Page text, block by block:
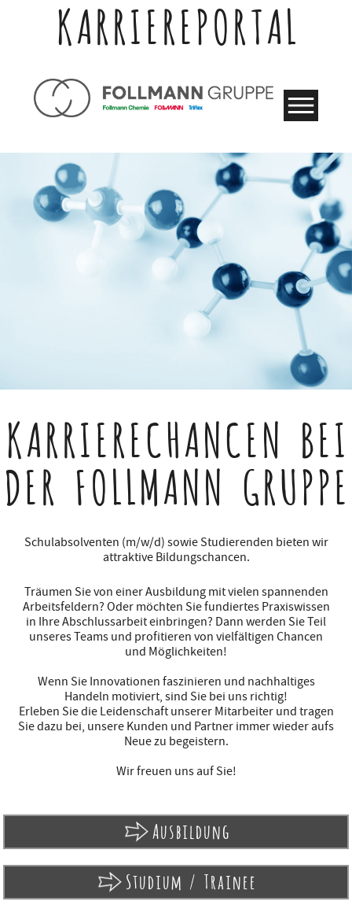
KARRIEREPORTAL
KARRIERECHANCEN BEI
DER FOLLMANN GRUPPE
Schulabsolventen (m/w/d) sowie Studierenden bieten wir
attraktive Bildungschancen.
Träumen Sie von einer Ausbildung mit vielen spannenden
Arbeitsfeldern? Oder möchten Sie fundiertes Praxiswissen
in Ihre Abschlussarbeit einbringen? Dann werden Sie Teil
unseres Teams und profitieren von vielfältigen Chancen
und Möglichkeiten!
Wenn Sie Innovationen faszinieren und nachhaltiges
Handeln motiviert, sind Sie bei uns richtig!
Erleben Sie die Leidenschaft unserer Mitarbeiter und tragen
Sie dazu bei, unsere Kunden und Partner immer wieder aufs
Neue zu begeistern.
Wir freuen uns auf Sie!
Ausbildung
Studium / Trainee